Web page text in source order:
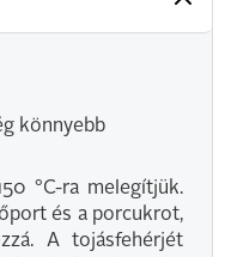
könnyebb
°C-ra melegítjük.
és a porcukrot,
A tojásfehérjét